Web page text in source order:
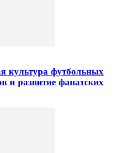
культура футбольных
и развитие фанатских